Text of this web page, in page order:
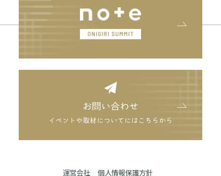
お問い合わせ
イベントや取材についてにはこちらから
運営会社 個人情報保護方針